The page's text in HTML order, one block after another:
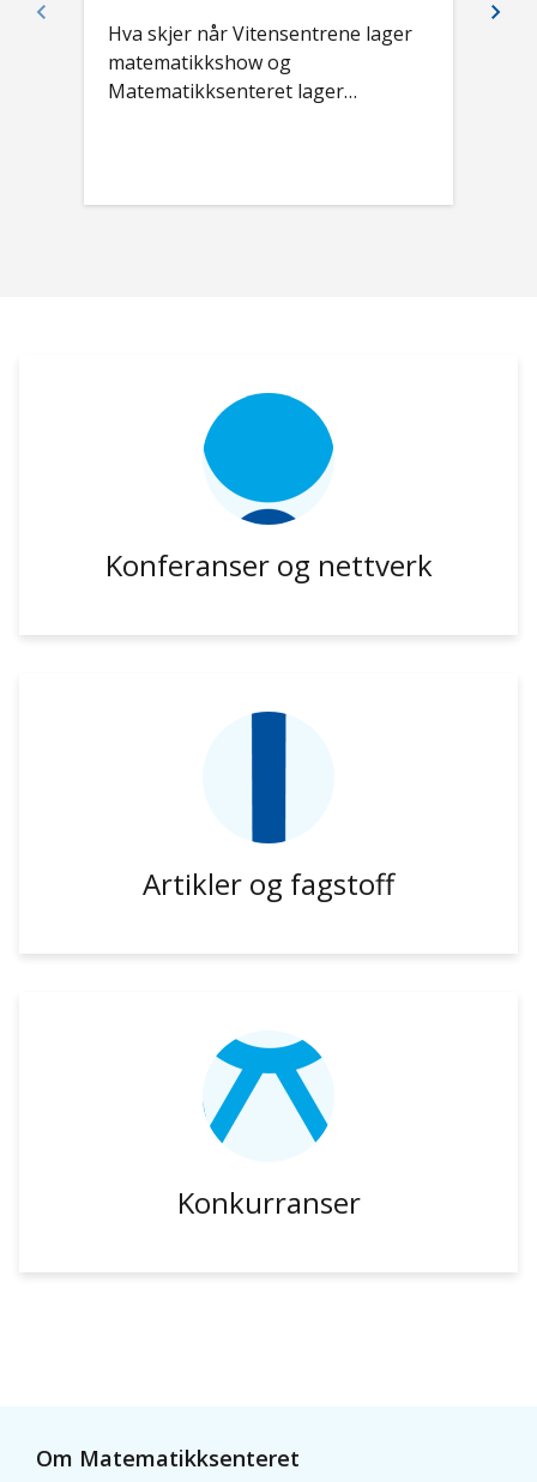
Hva skjer når Vitensentrene lager
matematikkshow og
Matematikksenteret lager
Konferanser og nettverk
Artikler og fagstoff
Konkurranser
Om Matematikksenteret